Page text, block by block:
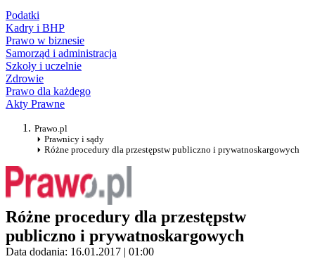
Podatki
Kadry i BHP
Prawo w biznesie
Samorząd i administracja
Szkoły i uczelnie
Zdrowie
Prawo dla każdego
Akty Prawne
Prawo.pl
Prawnicy i sądy
Różne procedury dla przestępstw publiczno i prywatnoskargowych
Różne procedury dla przestępstw
publiczno i prywatnoskargowych
Data dodania: 16.01.2017 | 01:00